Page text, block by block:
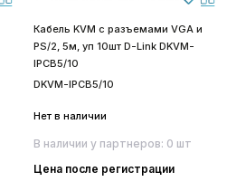
Кабель KVM с разъемами VGA и
PS/2, 5м, уп 10шт D-Link DKVM-
IPCB5/10
DKVM-IPCB5/10
Нет в наличии
В наличии у партнеров: 0 шт
Цена после регистрации